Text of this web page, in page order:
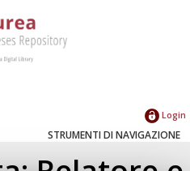
Login
STRUMENTI DI NAVIGAZIONE